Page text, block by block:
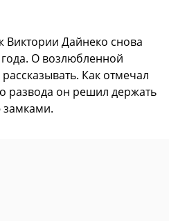
Дайнеко снова
О возлюбленной
Как отмечал
развода он решил держать